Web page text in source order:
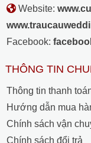
Website:
Facebook:
THÔNG TIN
Thông tin thanh
Hướng dẫn mua
Chính sách vận
Chính sách đổi trả